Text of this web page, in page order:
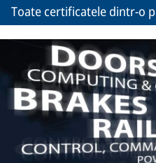
Toate certificatele dintr-o